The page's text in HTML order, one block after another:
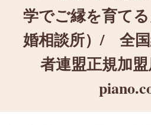
学でご縁を育て
婚相談所）/ 全
者連盟正規加